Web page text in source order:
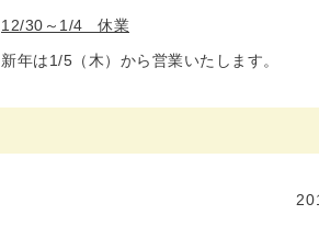
12/30～1/4 休業
新年は1/5（木）から営業いたします。